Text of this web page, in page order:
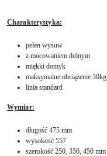
Charakterystyka:
pełen wysuw
z mocowaniem dolnym
miękki domyk
maksymalne obciążenie 30kg
linia standard
Wymiar:
długość 475 mm
wysokość 557
szerokość 250, 350, 450 mm